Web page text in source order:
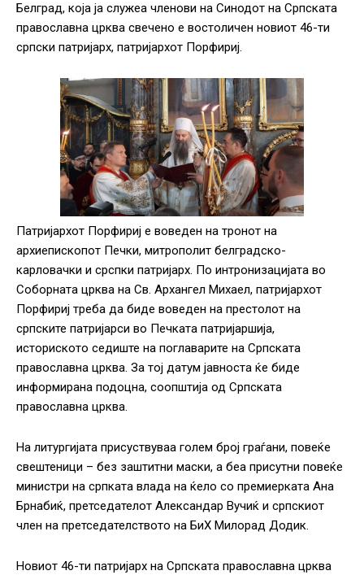
Белград, која ја служеа членови на Синодот на Српската
православна црква свечено е востоличен новиот 46-ти
српски патријарх, патријархот Порфириј.
Патријархот Порфириј е воведен на тронот на
архиепископот Печки, митрополит белградско-
карловачки и срспки патријарх. По интронизацијата во
Соборната црква на Св. Архангел Михаел, патријархот
Порфириј треба да биде воведен на престолот на
српските патријарси во Печката патријаршија,
историското седиште на поглаварите на Српската
православна црква. За тој датум јавноста ќе биде
информирана подоцна, соопштија од Српската
православна црква.
На литургијата присуствуваа голем број граѓани, повеќе
свештеници – без заштитни маски, а беа присутни повеќе
министри на српката влада на ќело со премиерката Ана
Брнабиќ, претседателот Александар Вучиќ и српскиот
член на претседателството на БиХ Милорад Додик.
Новиот 46-ти патријарх на Српската православна црква